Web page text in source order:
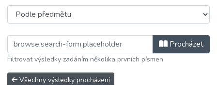
Procházet
Filtrovat výsledky zadáním několika prvních písmen
Všechny výsledky procházení